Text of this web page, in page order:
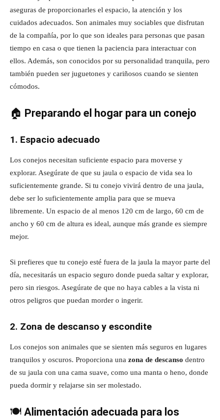
aseguras de proporcionarles el espacio, la atención y los
cuidados adecuados. Son animales muy sociables que disfrutan
de la compañía, por lo que son ideales para personas que pasan
tiempo en casa o que tienen la paciencia para interactuar con
ellos. Además, son conocidos por su personalidad tranquila, pero
también pueden ser juguetones y cariñosos cuando se sienten
cómodos.
🏠 Preparando el hogar para un conejo
1. Espacio adecuado
Los conejos necesitan suficiente espacio para moverse y
explorar. Asegúrate de que su jaula o espacio de vida sea lo
suficientemente grande. Si tu conejo vivirá dentro de una jaula,
debe ser lo suficientemente amplia para que se mueva
libremente. Un espacio de al menos 120 cm de largo, 60 cm de
ancho y 60 cm de altura es ideal, aunque más grande es siempre
mejor.
Si prefieres que tu conejo esté fuera de la jaula la mayor parte del
día, necesitarás un espacio seguro donde pueda saltar y explorar,
pero sin riesgos. Asegúrate de que no haya cables a la vista ni
otros peligros que puedan morder o ingerir.
2. Zona de descanso y escondite
Los conejos son animales que se sienten más seguros en lugares
tranquilos y oscuros. Proporciona una zona de descanso dentro
de su jaula con una cama suave, como una manta o heno, donde
pueda dormir y relajarse sin ser molestado.
🍽️ Alimentación adecuada para los